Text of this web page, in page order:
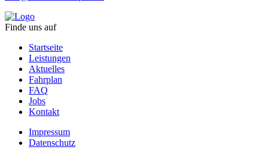
Finde uns auf
Startseite
Leistungen
Aktuelles
Fahrplan
FAQ
Jobs
Kontakt
Impressum
Datenschutz